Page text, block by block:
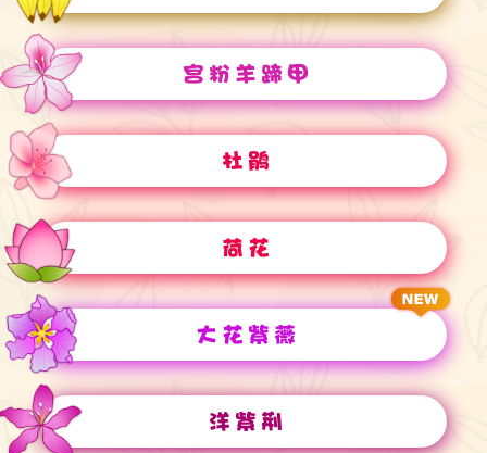
宫粉羊蹄甲
杜鹃
荷花
大花紫薇
洋紫荆